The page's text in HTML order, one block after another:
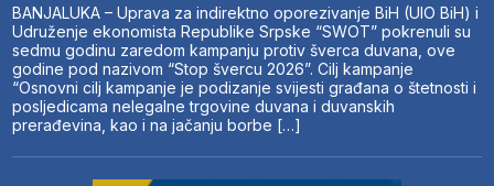
BANJALUKA – Uprava za indirektno oporezivanje BiH (UIO BiH) i
Udruženje ekonomista Republike Srpske “SWOT” pokrenuli su
sedmu godinu zaredom kampanju protiv šverca duvana, ove
godine pod nazivom “Stop švercu 2026”. Cilj kampanje
“Osnovni cilj kampanje je podizanje svijesti građana o štetnosti i
posljedicama nelegalne trgovine duvana i duvanskih
prerađevina, kao i na jačanju borbe […]